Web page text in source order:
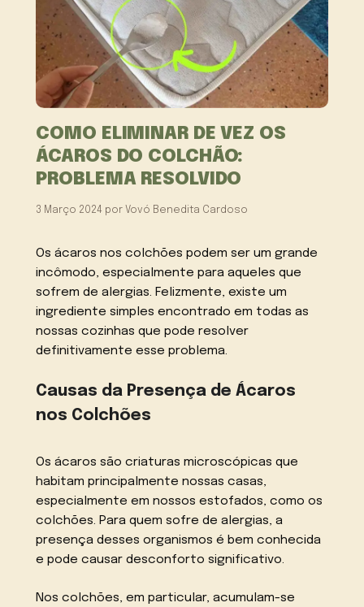
COMO ELIMINAR DE VEZ OS
ÁCAROS DO COLCHÃO:
PROBLEMA RESOLVIDO
3 Março 2024 por Vovó Benedita Cardoso
Os ácaros nos colchões podem ser um grande
incômodo, especialmente para aqueles que
sofrem de alergias. Felizmente, existe um
ingrediente simples encontrado em todas as
nossas cozinhas que pode resolver
definitivamente esse problema.
Causas da Presença de Ácaros
nos Colchões
Os ácaros são criaturas microscópicas que
habitam principalmente nossas casas,
especialmente em nossos estofados, como os
colchões. Para quem sofre de alergias, a
presença desses organismos é bem conhecida
e pode causar desconforto significativo.
Nos colchões, em particular, acumulam-se